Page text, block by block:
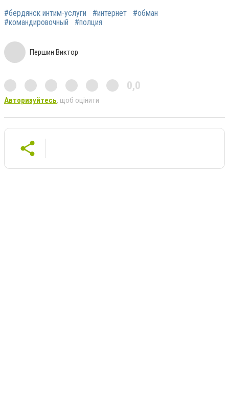
#бердянск интим-услуги #интернет
#обман
#командировочный
#полция
Першин Виктор
0,0
Авторизуйтесь, щоб оцінити